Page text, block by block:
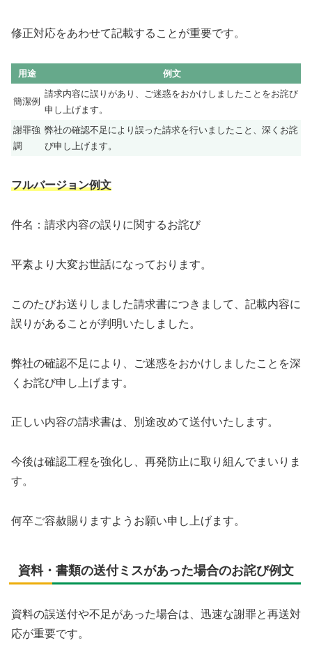
修正対応をあわせて記載することが重要です。
用途 例文
簡潔例
請求内容に誤りがあり、ご迷惑をおかけしましたことをお詫び
申し上げます。
謝罪強
調
弊社の確認不足により誤った請求を行いましたこと、深くお詫
び申し上げます。
フルバージョン例文
件名：請求内容の誤りに関するお詫び
平素より大変お世話になっております。
このたびお送りしました請求書につきまして、記載内容に
誤りがあることが判明いたしました。
弊社の確認不足により、ご迷惑をおかけしましたことを深
くお詫び申し上げます。
正しい内容の請求書は、別途改めて送付いたします。
今後は確認工程を強化し、再発防止に取り組んでまいりま
す。
何卒ご容赦賜りますようお願い申し上げます。
資料・書類の送付ミスがあった場合のお詫び例文
資料の誤送付や不足があった場合は、迅速な謝罪と再送対
応が重要です。